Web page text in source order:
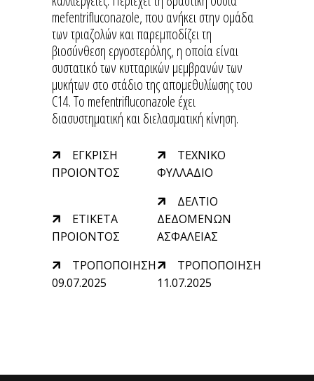
mefentrifluconazole, που ανήκει στην ομάδα
των τριαζολών και παρεμποδίζει τη
βιοσύνθεση εργοστερόλης, η οποία είναι
συστατικό των κυτταρικών μεμβρανών των
μυκήτων στο στάδιο της απομεθυλίωσης του
C14. Το mefentrifluconazole έχει
διασυστηματική και διελασματική κίνηση.
ΕΓΚΡΙΣΗ
ΠΡΟΙΟΝΤΟΣ
ΤΕΧΝΙΚΟ
ΦΥΛΛΑΔΙΟ
ΕΤΙΚΕΤΑ
ΠΡΟΙΟΝΤΟΣ
ΔΕΛΤΙΟ
ΔΕΔΟΜΕΝΩΝ
ΑΣΦΑΛΕΙΑΣ
ΤΡΟΠΟΠΟΙΗΣΗ
09.07.2025
ΤΡΟΠΟΠΟΙΗΣΗ
11.07.2025